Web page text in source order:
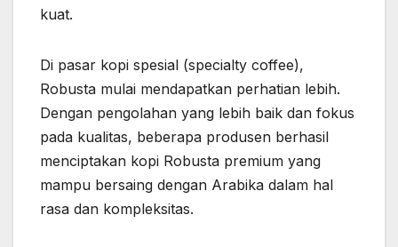
kuat.
Di pasar kopi spesial (specialty coffee),
Robusta mulai mendapatkan perhatian lebih.
Dengan pengolahan yang lebih baik dan fokus
pada kualitas, beberapa produsen berhasil
menciptakan kopi Robusta premium yang
mampu bersaing dengan Arabika dalam hal
rasa dan kompleksitas.